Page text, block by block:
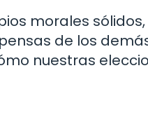
morales sólidos,
de los
nuestras